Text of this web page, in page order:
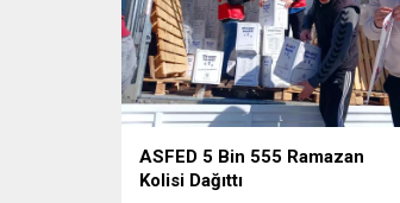
ASFED 5 Bin 555 Ramazan
Kolisi Dağıttı